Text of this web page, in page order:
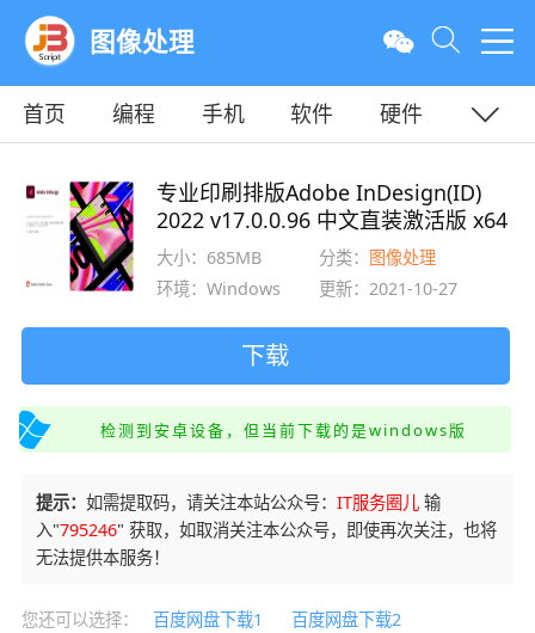
图像处理
首页 编程 手机 软件
硬件
专业印刷排版Adobe InDesign(ID)
2022 v17.0.0.96 中文直装激活版 x64
大小：685MB 分类： 图像处理
环境：Windows
更新：2021-10-27
下载
检测到安卓设备，但当前下载的是windows版
提示： 如需提取码，请关注本站公众号： IT服务圈儿输
入"795246" 获取，如取消关注本公众号，即使再次关注，也将
无法提供本服务！
您还可以选择： 百度网盘下载1 百度网盘下载2